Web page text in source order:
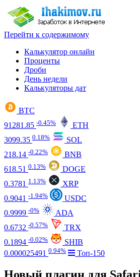
Перейти к содержимому
Калькулятор онлайн
Проценты
Дроби
День недели
Калькуляторы дат
BTC
91281.85 -0.45%
ETH
3099.35 0.18%
SOL
218.14 -0.22%
BNB
618.51 0.13%
DOGE
0.3781 1.13%
XRP
0.9041 -1.94%
USDC
0.9999 -0%
ADA
0.6732 -0.57%
TRX
0.1894 -0.02%
SHIB
0.000025491 0.94% Топ-150